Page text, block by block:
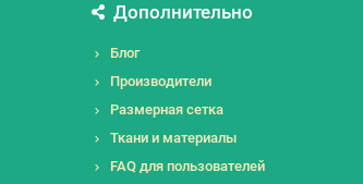
Дополнительно
Блог
Производители
Размерная сетка
Ткани и материалы
FAQ для пользователей